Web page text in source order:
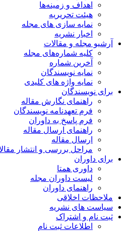
اهداف و زمینه‌ها
هیئت تحریریه
نمایه سازی های مجله
اخبار نشریه
آرشیو مجله و مقالات
کلیه شماره‌های مجله
آخرین شماره
نمایه نویسندگان
نمایه واژه های کلیدی
برای نویسندگان
راهنمای نگارش مقاله
فرم تعهدنامه نویسندگان
فرم پاسخ به داوران
راهنمای ارسال مقاله
ارسال مقاله
مراحل بررسی و انتشار
برای داوران
داوری همتا
لیست داوران مجله
راهنمای داوران
ملاحظات اخلاقی
سیاست های نشریه
ثبت نام و اشتراک
اطلاعات ثبت نام